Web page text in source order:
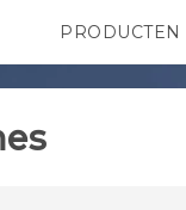
PRODUCTEN
VIVE